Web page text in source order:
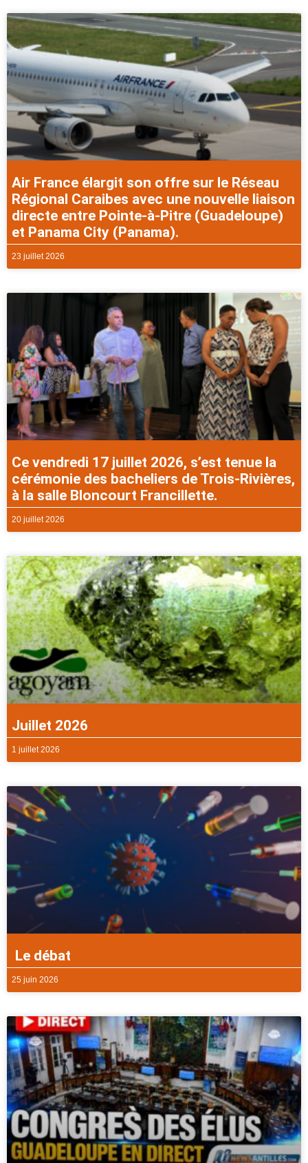
Air France élargit son offre sur le Réseau
Régional Caraibes avec une nouvelle liaison
directe entre Pointe-à-Pitre (Guadeloupe)
et Panama City (Panama).
23 juillet 2026
Ce vendredi 17 juillet 2026, s’est tenue la
cérémonie des bacheliers de Trois-Rivières,
à la salle Bloncourt Francillette.
20 juillet 2026
Juillet 2026
1 juillet 2026
Le débat
25 juin 2026